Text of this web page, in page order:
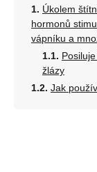
Úkolem
hormonů
vápníku a
žlázy
Jak